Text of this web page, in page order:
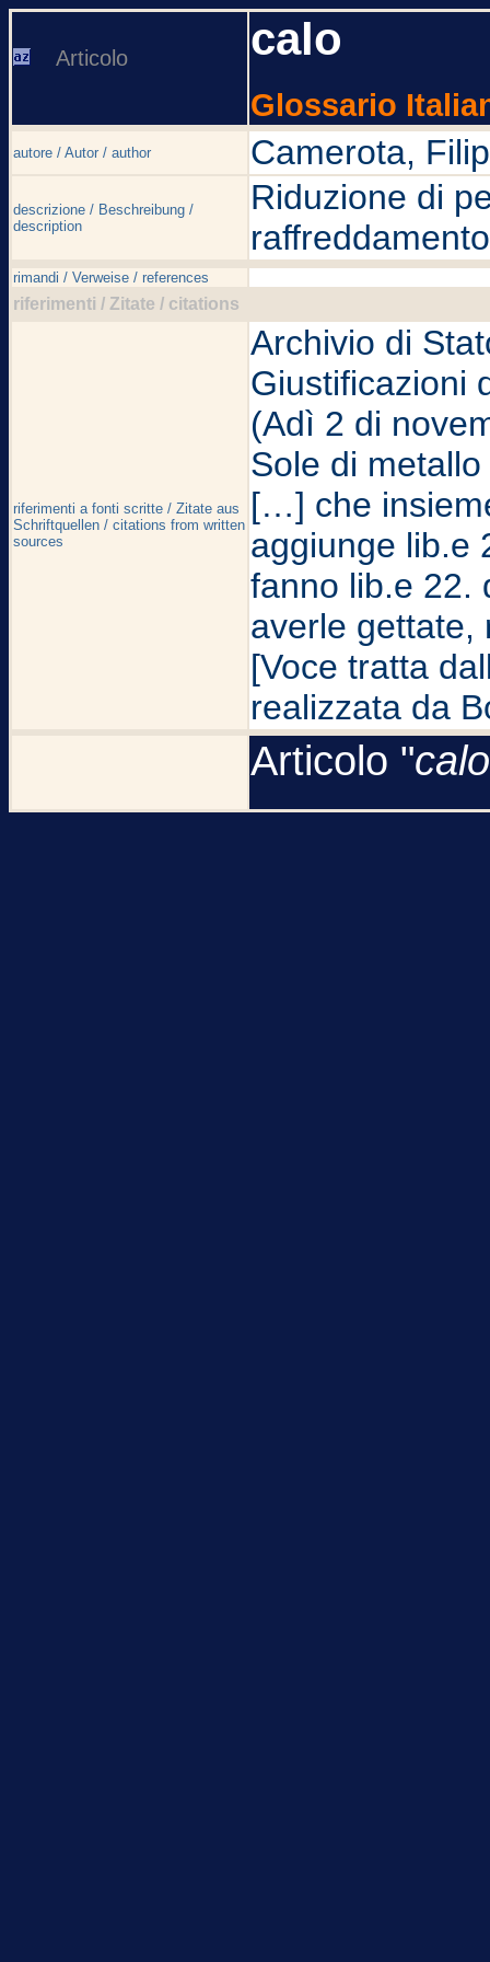
Articolo calo
Glossario
autore / Autor / author Camerota,
descrizione / Beschreibung /
description
Riduzione di
rimandi / Verweise / references
riferimenti / Zitate / citations
riferimenti a fonti scritte / Zitate aus
Schriftquellen / citations from written
sources
Archivio di
Giustificazioni
(Adì 2 di
Sole di
[…] che
aggiunge lib.e
fanno lib.e 22.
averle
[Voce tratta
realizzata da
Articolo "calo